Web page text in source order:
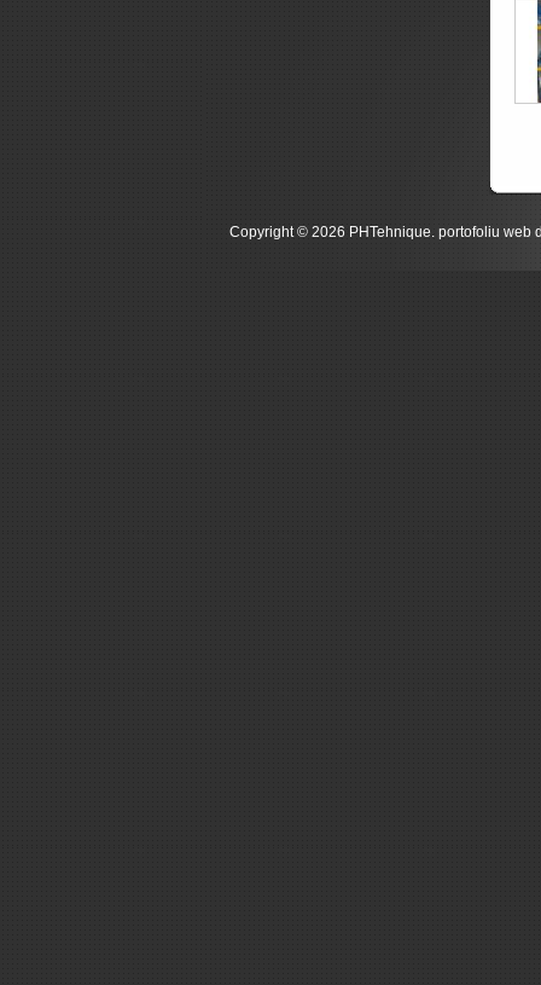
Copyright © 2026 PHTehnique. portofoliu web